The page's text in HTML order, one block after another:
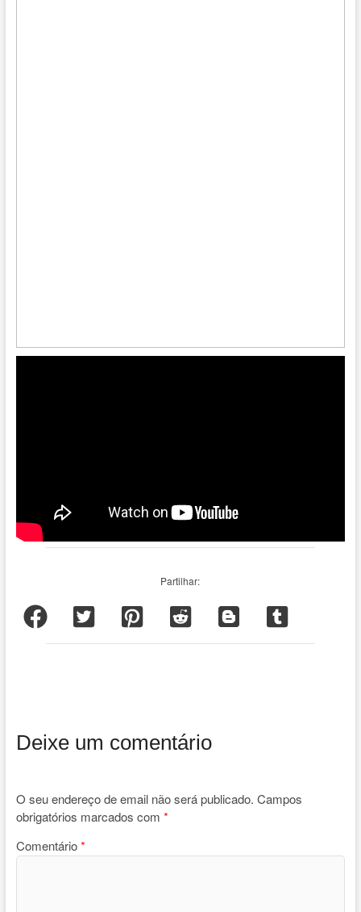
Partilhar:
Deixe um comentário
O seu endereço de email não será publicado. Campos
obrigatórios marcados com *
Comentário*